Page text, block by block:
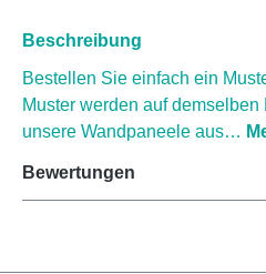
Beschreibung
Bestellen Sie einfach ein
Muster werden auf
unsere Wandpaneele aus…
Bewertungen